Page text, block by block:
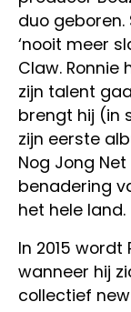
duo
‘nooit meer
Claw.
zijn talent
brengt hij (in
zijn eerste
Nog Jong Net
benadering
het hele land.
In 2015
wanneer hij
collectief